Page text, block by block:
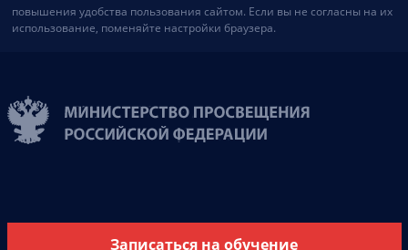
повышения удобства пользования сайтом. Если вы не согласны на их
использование, поменяйте настройки браузера.
Записаться на обучение